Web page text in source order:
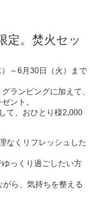
定。焚火セッ
～6月30日（火）まで
ランピングに加えて、
ント。
て、おひとり様2,000
なくリフレッシュした
っくり過ごしたい方
ら、気持ちを整える